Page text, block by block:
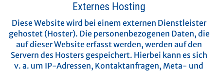
Externes Hosting
Diese Website wird bei einem externen Dienstleister
gehostet (Hoster). Die personenbezogenen Daten, die
auf dieser Website erfasst werden, werden auf den
Servern des Hosters gespeichert. Hierbei kann es sich
v. a. um IP-Adressen, Kontaktanfragen, Meta- und